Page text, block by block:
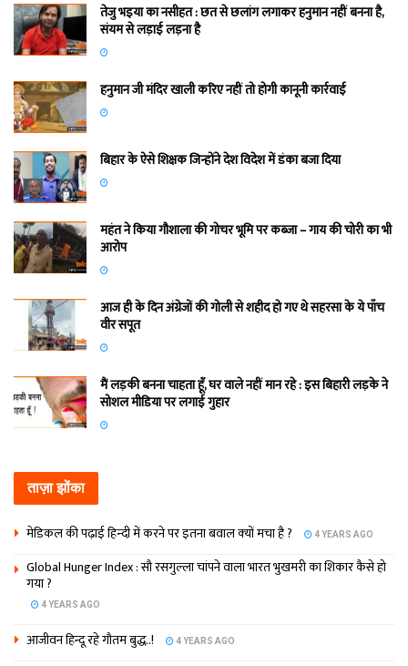
तेजु भइया का नसीहत : छत से छलांग लगाकर हनुमान नहीं बनना है,
संयम से लड़ाई लड़ना है
हनुमान जी मंदिर खाली करिए नहीं तो होगी कानूनी कार्रवाई
बिहार के ऐसे शिक्षक जिन्होंने देश विदेश में डंका बजा दिया
महंत ने किया गौशाला की गोचर भूमि पर कब्जा – गाय की चोरी का भी
आरोप
आज ही के दिन अंग्रेजों की गोली से शहीद हो गए थे सहरसा के ये पाँच
वीर सपूत
मैं लड़की बनना चाहता हूँ, घर वाले नहीं मान रहे : इस बिहारी लड़के ने
सोशल मीडिया पर लगाई गुहार
ताज़ा झोंका
मेडिकल की पढ़ाई हिन्‍दी में करने पर इतना बवाल क्‍यों मचा है ? 4 YEARS AGO
Global Hunger Index : सौ रसगुल्‍ला चांपने वाला भारत भुखमरी का शिकार कैसे हो
गया ?
4 YEARS AGO
आजीवन हिन्दू रहे गौतम बुद्ध..! 4 YEARS AGO